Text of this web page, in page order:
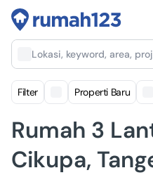
Lokasi, keyword, area,
Filter Properti Baru
Rumah 3
Cikupa,